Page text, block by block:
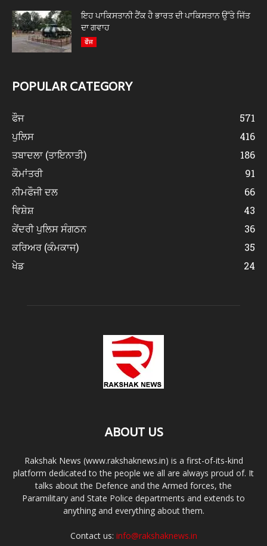
ਇਹ ਪਾਕਿਸਤਾਨੀ ਟੈਂਕ ਹੈ ਭਾਰਤ ਦੀ ਪਾਕਿਸਤਾਨ ਉੱਤੇ ਜਿੱਤ
ਦਾ ਗਵਾਹ
ਫੌਜ
POPULAR CATEGORY
ਫੌਜ
571
ਪੁਲਿਸ
416
ਤਬਾਦਲਾ (ਤਾਇਨਾਤੀ)
186
ਕੌਮਾਂਤਰੀ
91
ਨੀਮਫੌਜੀ ਦਲ
66
ਵਿਸ਼ੇਸ਼
43
ਕੇਂਦਰੀ ਪੁਲਿਸ ਸੰਗਠਨ
36
ਕਰਿਅਰ (ਕੰਮਕਾਜ)
35
ਖੇਡ
24
ABOUT US
Rakshak News (www.rakshaknews.in) is a first-of-its-kind
platform dedicated to the people we all are always proud of. It
talks about the Defence and the Armed forces, the
Paramilitary and State Police departments and extends to
anything and everything about them.
Contact us: info@rakshaknews.in